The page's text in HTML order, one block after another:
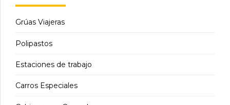
Grúas Viajeras
Polipastos
Estaciones de trabajo
Carros Especiales